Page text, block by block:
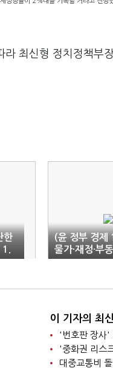
최신형 정치정책부
한
(윤 정부 경제
물가·재정·부
호'…한국 경
이 기자의 최
'번호판 장사'
'중화권 리스
대중교통비